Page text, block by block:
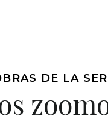
DE LA